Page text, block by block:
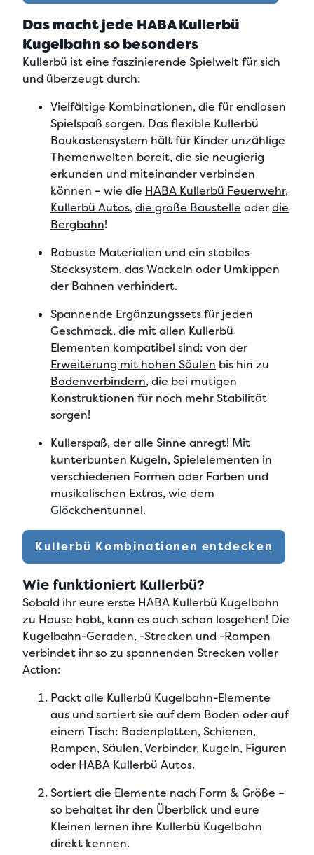
Das macht jede HABA Kullerbü
Kugelbahn so besonders
Kullerbü ist eine faszinierende Spielweltfür sich
und überzeugt durch:
Vielfältige Kombinationen, die für endlosen
Spielspaß sorgen. Dasflexible Kullerbü
Baukastensystem hält für Kinder unzählige
Themenwelten bereit, die sie neugierig
erkunden und miteinander verbinden
können – wie die HABA Kullerbü Feuerwehr,
Kullerbü Autos, die große Baustelle oderdie
Bergbahn!
Robuste Materialien und ein stabiles
Stecksystem, das Wackeln oder Umkippen
der Bahnen verhindert.
Spannende Ergänzungssets für jeden
Geschmack, die mit allen Kullerbü
Elementen kompatibel sind: von der
Erweiterung mit hohen Säulen bis hin zu
Bodenverbindern, die bei mutigen
Konstruktionen für noch mehr Stabilität
sorgen!
Kullerspaß, der alle Sinne anregt! Mit
kunterbunten Kugeln, Spielelementen in
verschiedenen Formen oder Farben und
musikalischen Extras, wie dem
Glöckchentunnel.
Kullerbü Kombinationen entdecken
Wie funktioniert Kullerbü?
Sobald ihr eure erste HABA Kullerbü Kugelbahn
zu Hause habt, kann es auch schon losgehen! Die
Kugelbahn-Geraden, -Strecken und -Rampen
verbindet ihr so zu spannenden Strecken voller
Action:
Packt alle Kullerbü Kugelbahn-Elemente
aus und sortiert sie auf dem Boden oder auf
einem Tisch: Bodenplatten, Schienen,
Rampen, Säulen, Verbinder, Kugeln, Figuren
oder HABA Kullerbü Autos.
Sortiert die Elemente nach Form & Größe –
so behaltet ihr den Überblick und eure
Kleinen lernen ihre Kullerbü Kugelbahn
direkt kennen.